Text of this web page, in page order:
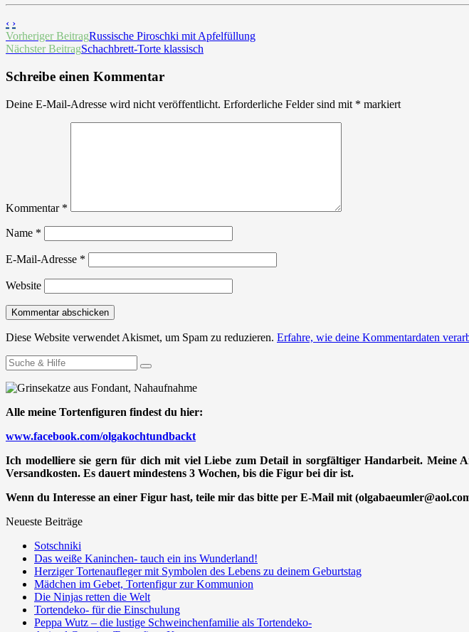
‹ ›
Beitrags-
Navigation
Vorheriger BeitragRussische Piroschki mit Apfelfüllung
Nächster BeitragSchachbrett-Torte klassisch
Schreibe einen Kommentar
Deine E-Mail-Adresse wird nicht veröffentlicht. Erforderliche Felder sind mit * markiert
Kommentar *
Name *
E-Mail-Adresse *
Website
Diese Website verwendet Akismet, um Spam zu reduzieren. Erfahre, wie deine Kommentardaten
Suchen
nach:
Alle meine Tortenfiguren findest du hier:
www.facebook.com/olgakochtundbackt
Ich modelliere sie gern für dich mit viel Liebe zum Detail in sorgfältiger Handarbeit.
Versandkosten. Es dauert mindestens 3 Wochen, bis die Figur bei dir ist.
Wenn du Interesse an einer Figur hast, teile mir das bitte per E-Mail mit
Neueste Beiträge
Sotschniki
Das weiße Kaninchen- tauch ein ins Wunderland!
Herziger Tortenaufleger mit Symbolen des Lebens zu deinem Geburtstag
Mädchen im Gebet, Tortenfigur zur Kommunion
Die Ninjas retten die Welt
Tortendeko- für die Einschulung
Peppa Wutz – die lustige Schweinchenfamilie als Tortendeko-